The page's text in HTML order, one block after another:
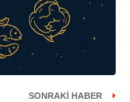
SONRAKI HABER